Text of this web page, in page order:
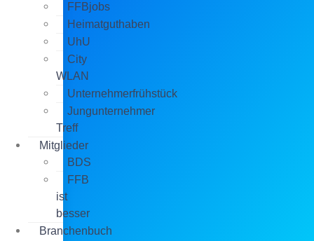
FFBjobs
Heimatguthaben
UhU
City
WLAN
Unternehmerfrühstück
Jungunternehmer
Treff
Mitglieder
BDS
FFB
ist
besser
Branchenbuch